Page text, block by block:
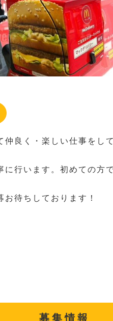
仲良く・楽しい仕事をして
に行います。初めての方
待ちしております！
募集情報